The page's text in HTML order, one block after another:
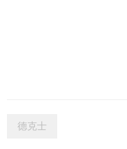
德克士